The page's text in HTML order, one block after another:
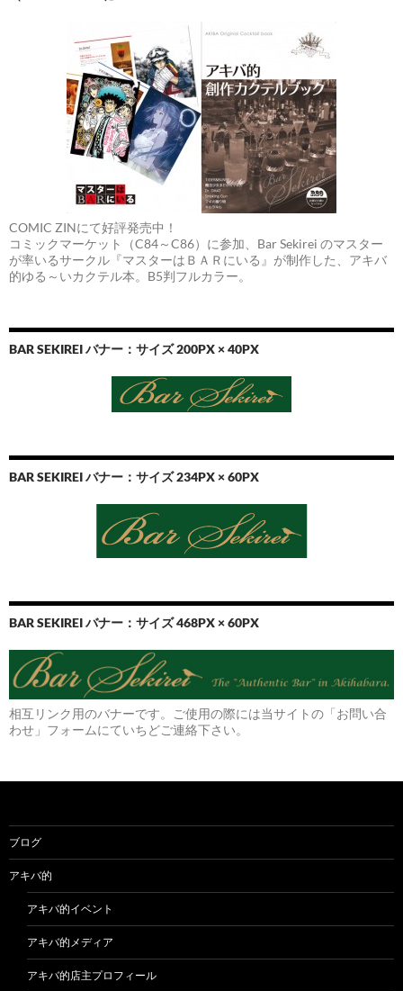
COMIC ZINにて好評発売中！
コミックマーケット（C84～C86）に参加、Bar Sekirei のマスター
が率いるサークル『マスターはＢＡＲにいる』が制作した、アキバ
的ゆる～いカクテル本。B5判フルカラー。
BAR SEKIREI バナー：サイズ 200PX × 40PX
BAR SEKIREI バナー：サイズ 234PX × 60PX
BAR SEKIREI バナー：サイズ 468PX × 60PX
相互リンク用のバナーです。ご使用の際には当サイトの「お問い合
わせ」フォームにていちどご連絡下さい。
ブログ
アキバ的
アキバ的イベント
アキバ的メディア
アキバ的店主プロフィール